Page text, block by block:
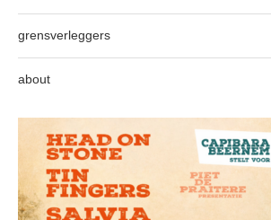
grensverleggers
about